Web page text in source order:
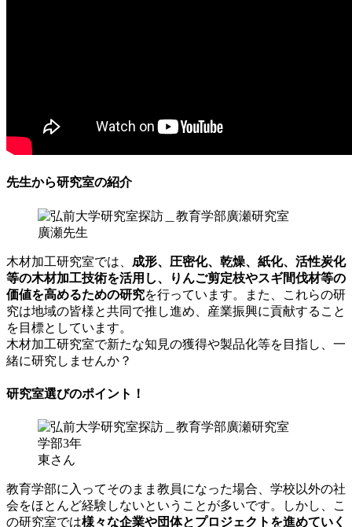
先生から研究室の紹介
廣瀬先生
木材加工研究室では、 成形、圧密化、乾燥、紙化、活性炭化
等の木材加工技術を活用し、りんご剪定枝やスギ間伐材等の
価値を高めるための研究を行っています。また、これらの研
究は地域の皆様と共同で推し進め、産業振興に貢献すること
を目標としています。
木材加工研究室で新たな知見の獲得や製品化等を目指し、一
緒に研究しませんか？
研究室選びのポイント！
学部3年
東さん
教育学部に入ってそのまま教員になった場合、学校以外の社
会をほとんど経験しないということが多いです。しかし、こ
の研究室では様々な企業や団体とプロジェクトを進めていく